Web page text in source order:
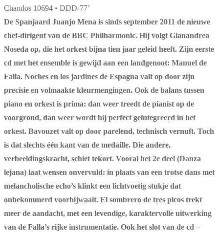
Chandos 10694 • DDD-77’
De Spanjaard Juanjo Mena is sinds september 2011 de nieuwe
chef-dirigent van de BBC Philharmonic. Hij volgt Gianandrea
Noseda op, die het orkest bijna tien jaar geleid heeft. Zijn eerste
cd met het ensemble is gewijd aan een landgenoot: Manuel de
Falla. Noches en los jardines de Espagna valt op door zijn
precisie en volmaakte kleurmengingen. Ook de balans tussen
piano en orkest is prima: dan weer treedt de pianist op de
voorgrond, dan weer wordt hij perfect geïntegreerd in het
orkest. Bavouzet valt op door parelend, technisch vernuft. Toch
is dat slechts één kant van de medaille. Die andere,
verbeeldingskracht, schiet tekort. Vooral het 2e deel (Danza
lejana) laat wensen onvervuld: in plaats van een trotse dans met
melancholische echo’s klinkt een lichtvoetig stukje dat
onbekommerd voorbijwaait. El sombrero de tres picos trekt
meer de aandacht, met een levendige, karaktervolle uitwerking
van de Falla’s rijke instrumentatie. Ook het slot van de cd –